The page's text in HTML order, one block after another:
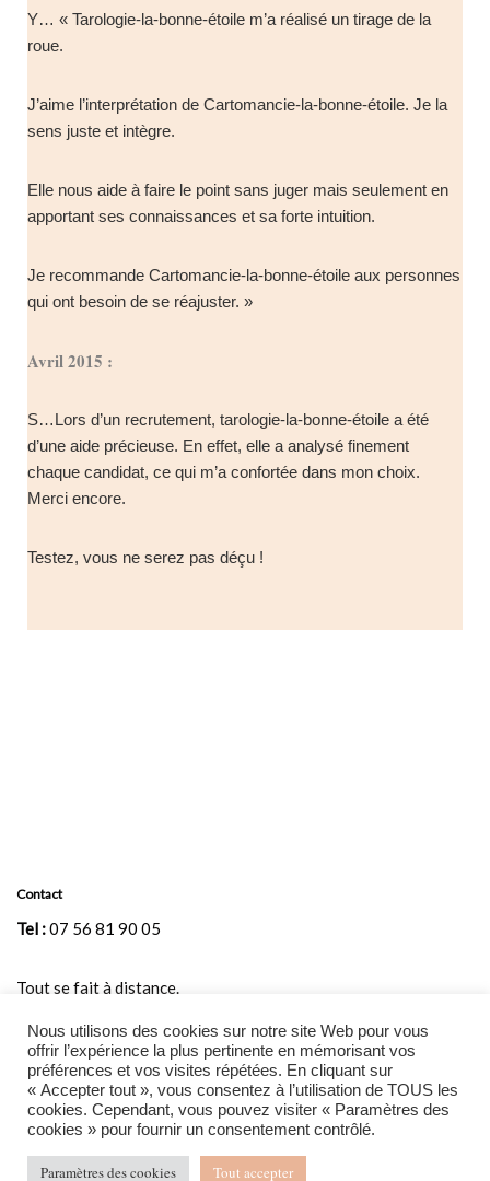
Y… « Tarologie-la-bonne-étoile m’a réalisé un tirage de la
roue.
J’aime l’interprétation de Cartomancie-la-bonne-étoile. Je la
sens juste et intègre.
Elle nous aide à faire le point sans juger mais seulement en
apportant ses connaissances et sa forte intuition.
Je recommande Cartomancie-la-bonne-étoile aux personnes
qui ont besoin de se réajuster. »
Avril 2015 :
S…Lors d’un recrutement, tarologie-la-bonne-étoile a été
d’une aide précieuse. En effet, elle a analysé finement
chaque candidat, ce qui m’a confortée dans mon choix.
Merci encore.
Testez, vous ne serez pas déçu !
Contact
Tel :07 56 81 90 05
Tout se fait à distance.
Mail: tarologielabonneetoile@gmail.com
Page
Accueil
Contact
Nous utilisons des cookies sur notre site Web pour vous
offrir l’expérience la plus pertinente en mémorisant vos
préférences et vos visites répétées. En cliquant sur
« Accepter tout », vous consentez à l’utilisation de TOUS les
cookies. Cependant, vous pouvez visiter « Paramètres des
cookies » pour fournir un consentement contrôlé.
Paramètres des cookies Tout accepter